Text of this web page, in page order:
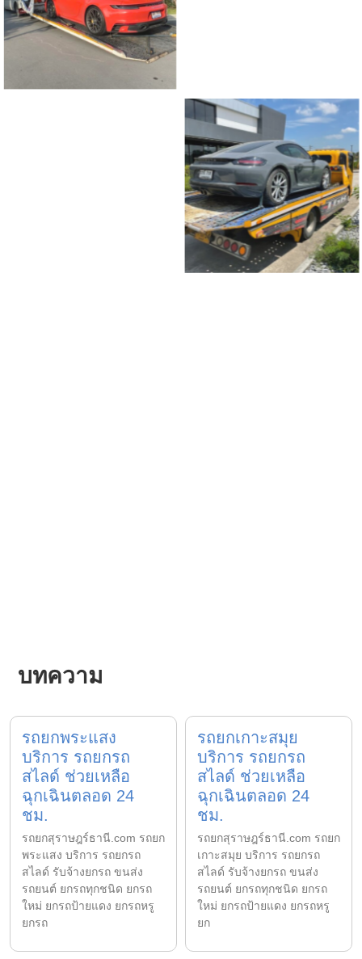
บทความ
รถยกพระแสง
บริการ รถยกรถ
สไลด์ ช่วยเหลือ
ฉุกเฉินตลอด 24
ชม.
รถยกสุราษฎร์ธานี.com รถยก
พระแสง บริการ รถยกรถ
สไลด์ รับจ้างยกรถ ขนส่ง
รถยนต์ ยกรถทุกชนิด ยกรถ
ใหม่ ยกรถป้ายแดง ยกรถหรู
ยกรถ
รถยกเกาะสมุย
บริการ รถยกรถ
สไลด์ ช่วยเหลือ
ฉุกเฉินตลอด 24
ชม.
รถยกสุราษฎร์ธานี.com รถยก
เกาะสมุย บริการ รถยกรถ
สไลด์ รับจ้างยกรถ ขนส่ง
รถยนต์ ยกรถทุกชนิด ยกรถ
ใหม่ ยกรถป้ายแดง ยกรถหรู
ยก